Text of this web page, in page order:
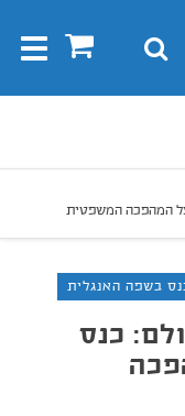
0 חיפוש
על המהפכה המשפטית
בשפה האנגלית
כנס